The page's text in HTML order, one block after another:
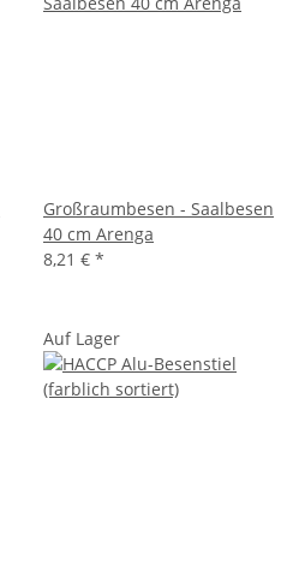
Großraumbesen - Saalbesen
40 cm Arenga
8,21 € *
Auf Lager